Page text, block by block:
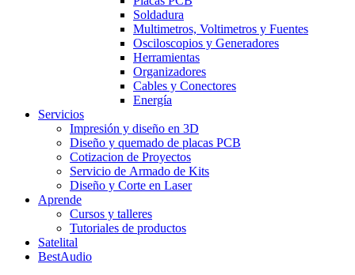
Soldadura
Multimetros, Voltimetros y Fuentes
Osciloscopios y Generadores
Herramientas
Organizadores
Cables y Conectores
Energía
Servicios
Impresión y diseño en 3D
Diseño y quemado de placas PCB
Cotizacion de Proyectos
Servicio de Armado de Kits
Diseño y Corte en Laser
Aprende
Cursos y talleres
Tutoriales de productos
Satelital
BestAudio